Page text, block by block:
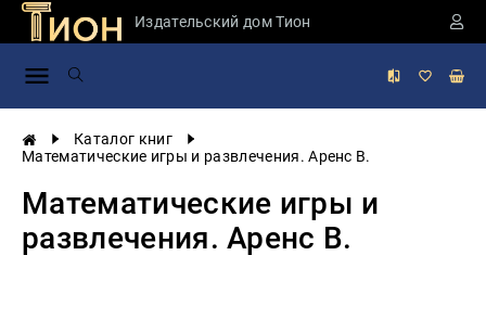
Издательский дом Тион
Каталог книг
Математические игры и развлечения. Аренс В.
Математические игры и
развлечения. Аренс В.
Занимательная
России
история
Экономика